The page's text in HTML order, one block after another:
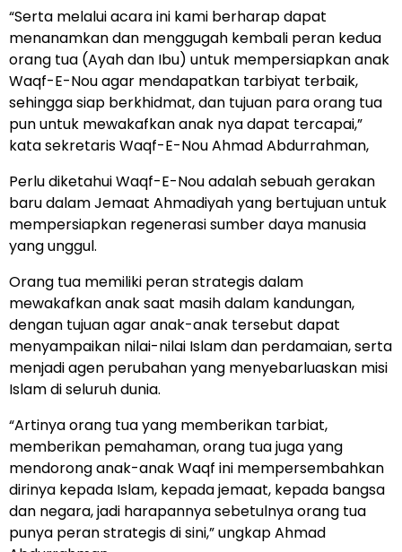
“Serta melalui acara ini kami berharap dapat
menanamkan dan menggugah kembali peran kedua
orang tua (Ayah dan Ibu) untuk mempersiapkan anak
Waqf-E-Nou agar mendapatkan tarbiyat terbaik,
sehingga siap berkhidmat, dan tujuan para orang tua
pun untuk mewakafkan anak nya dapat tercapai,”
kata sekretaris Waqf-E-Nou Ahmad Abdurrahman,
Perlu diketahui Waqf-E-Nou adalah sebuah gerakan
baru dalam Jemaat Ahmadiyah yang bertujuan untuk
mempersiapkan regenerasi sumber daya manusia
yang unggul.
Orang tua memiliki peran strategis dalam
mewakafkan anak saat masih dalam kandungan,
dengan tujuan agar anak-anak tersebut dapat
menyampaikan nilai-nilai Islam dan perdamaian, serta
menjadi agen perubahan yang menyebarluaskan misi
Islam di seluruh dunia.
“Artinya orang tua yang memberikan tarbiat,
memberikan pemahaman, orang tua juga yang
mendorong anak-anak Waqf ini mempersembahkan
dirinya kepada Islam, kepada jemaat, kepada bangsa
dan negara, jadi harapannya sebetulnya orang tua
punya peran strategis di sini,” ungkap Ahmad